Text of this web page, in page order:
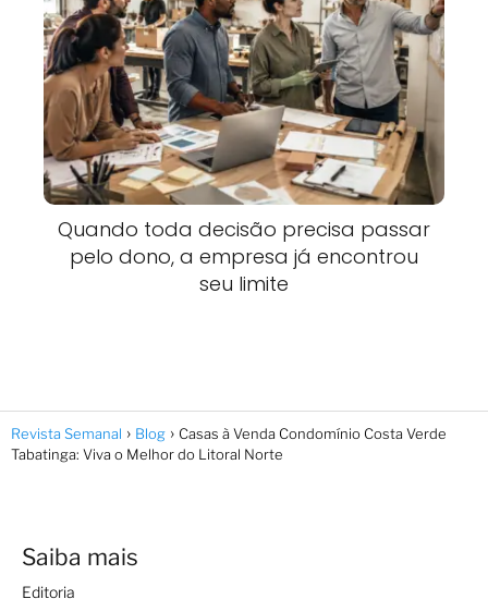
Quando toda decisão precisa passar
pelo dono, a empresa já encontrou
seu limite
Revista Semanal Blog
Casas à Venda Condomínio Costa Verde
Tabatinga: Viva o Melhor do Litoral Norte
Saiba mais
Editoria